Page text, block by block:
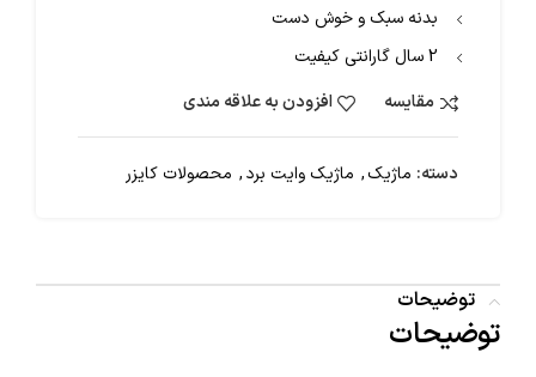
بدنه سبک و خوش‌ دست
2 سال گارانتی کیفیت
مقایسه
افزودن به علاقه مندی
دسته: ماژیک, ماژیک وایت برد, محصولات کایزر
توضیحات
توضیحات